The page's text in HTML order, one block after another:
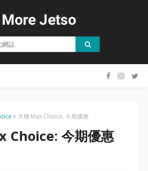
大棧 Max Choice: 今期優惠
Choice: 今期優惠